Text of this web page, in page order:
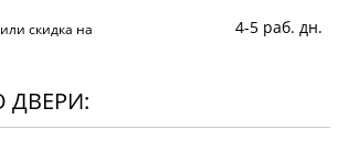
скидка на
4-5 раб. дн.
ДВЕРИ: